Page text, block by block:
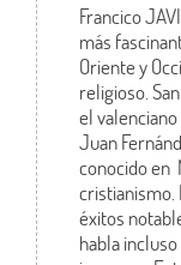
Francico
más
Oriente y
religioso.
el
Juan
conocido en
cristianismo.
éxitos
habla